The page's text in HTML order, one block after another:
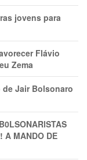
jovens para
Flávio
Zema
de Jair Bolsonaro
A MANDO DE